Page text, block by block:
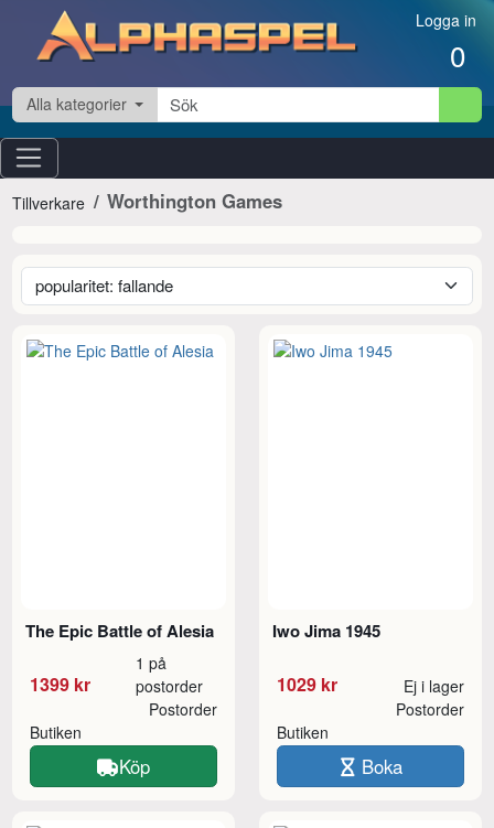
Hoppa till innehåll Logga in
0
Alla kategorier
Tillverkare Worthington Games
The Epic Battle of Alesia
1399 kr
1 på
postorder
Butiken
Postorder
Köp
Iwo Jima 1945
1029 kr Ej i lager
Butiken
Postorder
Boka